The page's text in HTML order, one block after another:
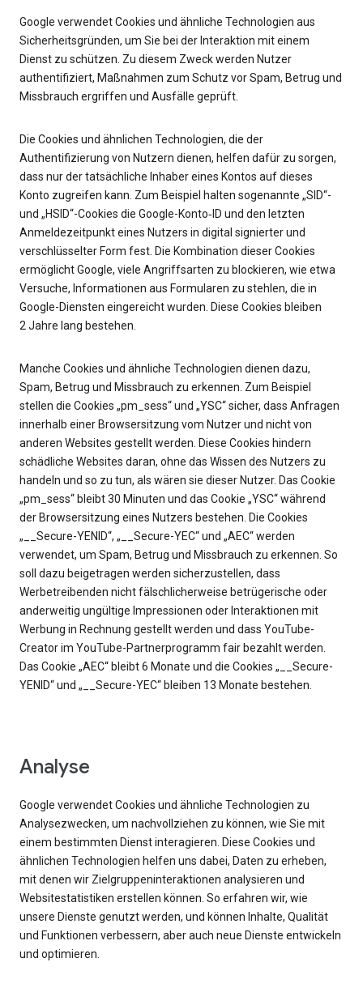
Google verwendet Cookies und ähnliche Technologien aus
Sicherheitsgründen, um Sie bei der Interaktion mit einem
Dienst zu schützen. Zu diesem Zweck werden Nutzer
authentifiziert, Maßnahmen zum Schutz vor Spam, Betrug und
Missbrauch ergriffen und Ausfälle geprüft.
Die Cookies und ähnlichen Technologien, die der
Authentifizierung von Nutzern dienen, helfen dafür zu sorgen,
dass nur der tatsächliche Inhaber eines Kontos auf dieses
Konto zugreifen kann. Zum Beispiel halten sogenannte „SID“-
und „HSID“-Cookies die Google-Konto‑ID und den letzten
Anmeldezeitpunkt eines Nutzers in digital signierter und
verschlüsselter Form fest. Die Kombination dieser Cookies
ermöglicht Google, viele Angriffsarten zu blockieren, wie etwa
Versuche, Informationen aus Formularen zu stehlen, die in
Google-Diensten eingereicht wurden. Diese Cookies bleiben
2 Jahre lang bestehen.
Manche Cookies und ähnliche Technologien dienen dazu,
Spam, Betrug und Missbrauch zu erkennen. Zum Beispiel
stellen die Cookies „pm_sess“ und „YSC“ sicher, dass Anfragen
innerhalb einer Browsersitzung vom Nutzer und nicht von
anderen Websites gestellt werden. Diese Cookies hindern
schädliche Websites daran, ohne das Wissen des Nutzers zu
handeln und so zu tun, als wären sie dieser Nutzer. Das Cookie
„pm_sess“ bleibt 30 Minuten und das Cookie „YSC“ während
der Browsersitzung eines Nutzers bestehen. Die Cookies
„__Secure-YENID“, „__Secure-YEC“ und „AEC“ werden
verwendet, um Spam, Betrug und Missbrauch zu erkennen. So
soll dazu beigetragen werden sicherzustellen, dass
Werbetreibenden nicht fälschlicherweise betrügerische oder
anderweitig ungültige Impressionen oder Interaktionen mit
Werbung in Rechnung gestellt werden und dass YouTube-
Creator im YouTube-Partnerprogramm fair bezahlt werden.
Das Cookie „AEC“ bleibt 6 Monate und die Cookies „__Secure-
YENID“ und „__Secure-YEC“ bleiben 13 Monate bestehen.
Analyse
Google verwendet Cookies und ähnliche Technologien zu
Analysezwecken, um nachvollziehen zu können, wie Sie mit
einem bestimmten Dienst interagieren. Diese Cookies und
ähnlichen Technologien helfen uns dabei, Daten zu erheben,
mit denen wir Zielgruppeninteraktionen analysieren und
Websitestatistiken erstellen können. So erfahren wir, wie
unsere Dienste genutzt werden, und können Inhalte, Qualität
und Funktionen verbessern, aber auch neue Dienste entwickeln
und optimieren.